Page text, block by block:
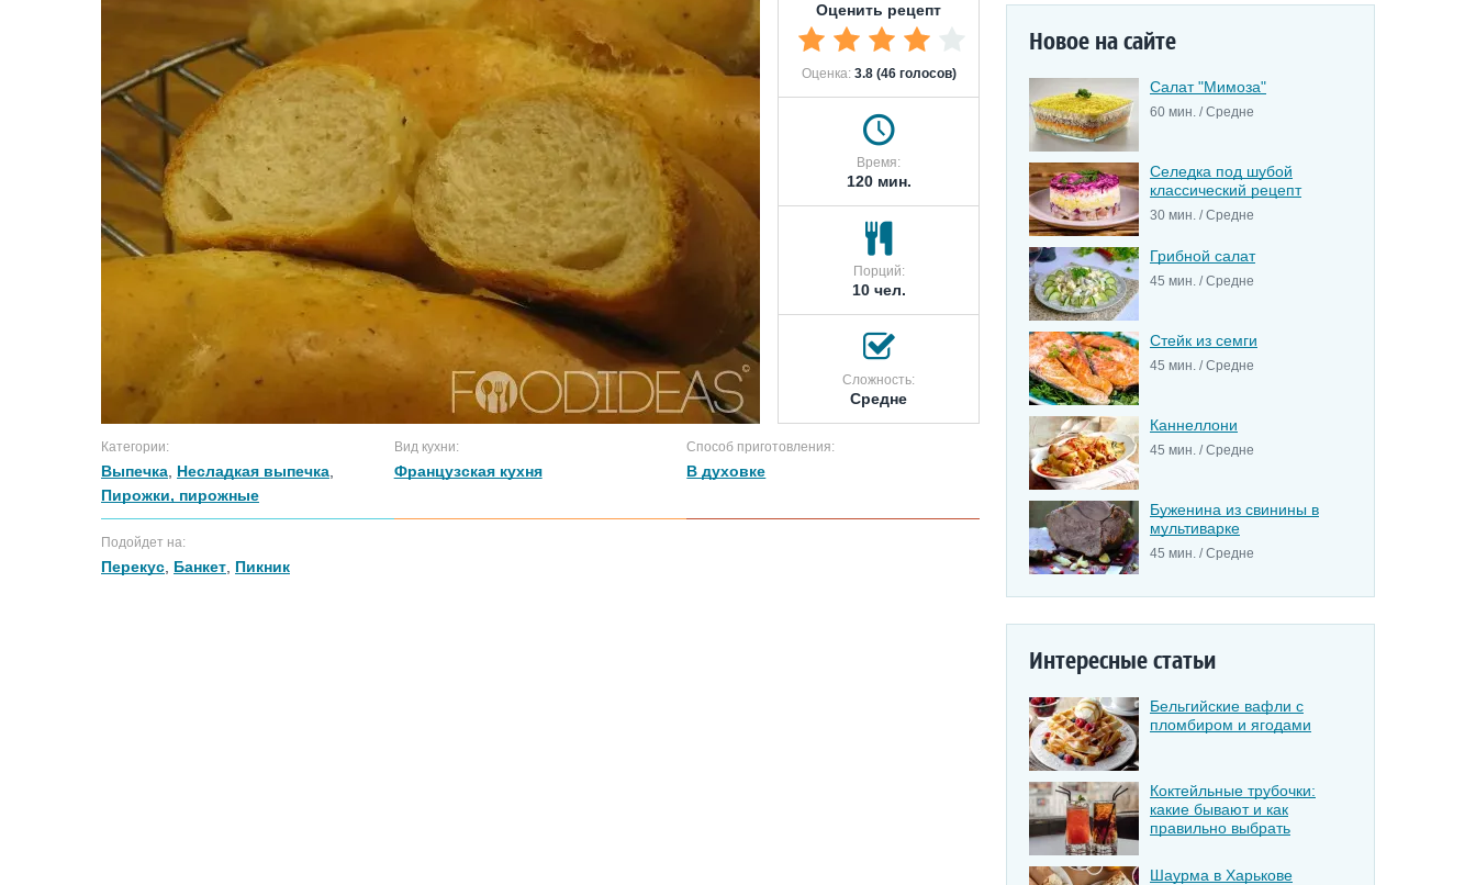
Оценить рецепт
Оценка: 3.8 (46 голосов)
Время:
120 мин.
Порций:
10 чел.
Сложность:
Средне
Категории:
Выпечка Несладкая выпечка
Пирожки, пирожные
Вид кухни:
Французская кухня
Способ приготовления:
В духовке
Подойдет на:
Перекус Банкет Пикник
Новое на сайте
Салат "Мимоза"
60 мин. / Средне
Селедка под шубой
классический рецепт
30 мин. / Средне
Грибной салат
45 мин. / Средне
Стейк из семги
45 мин. / Средне
Каннеллони
45 мин. / Средне
Буженина из свинины в
мультиварке
45 мин. / Средне
Интересные статьи
Бельгийские вафли с
пломбиром и ягодами
Коктейльные трубочки:
какие бывают и как
правильно выбрать
Шаурма в Харькове